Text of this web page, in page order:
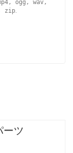
ogg, wav,
zip.
ーツ